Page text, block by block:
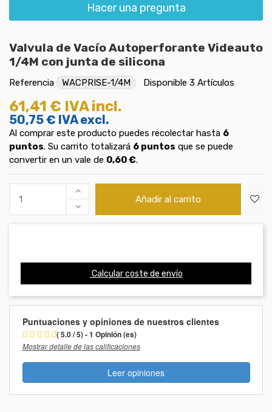
Hacer una pregunta
Valvula de Vacío Autoperforante Videauto
1/4M con junta de silicona
Referencia WACPRISE-1/4M Disponible 3 Artículos
61,41 € IVA incl.
50,75 € IVA excl.
Al comprar este producto puedes recolectar hasta 6
puntos. Su carrito totalizará 6 puntos que se puede
convertir en un vale de 0,60 €.
Añadir al carrito
Calcular coste de envío
Puntuaciones y opiniones de nuestros clientes
( 5.0 / 5) - 1 Opinión (es)
Mostrar detalle de las calificaciones
Leer opiniones